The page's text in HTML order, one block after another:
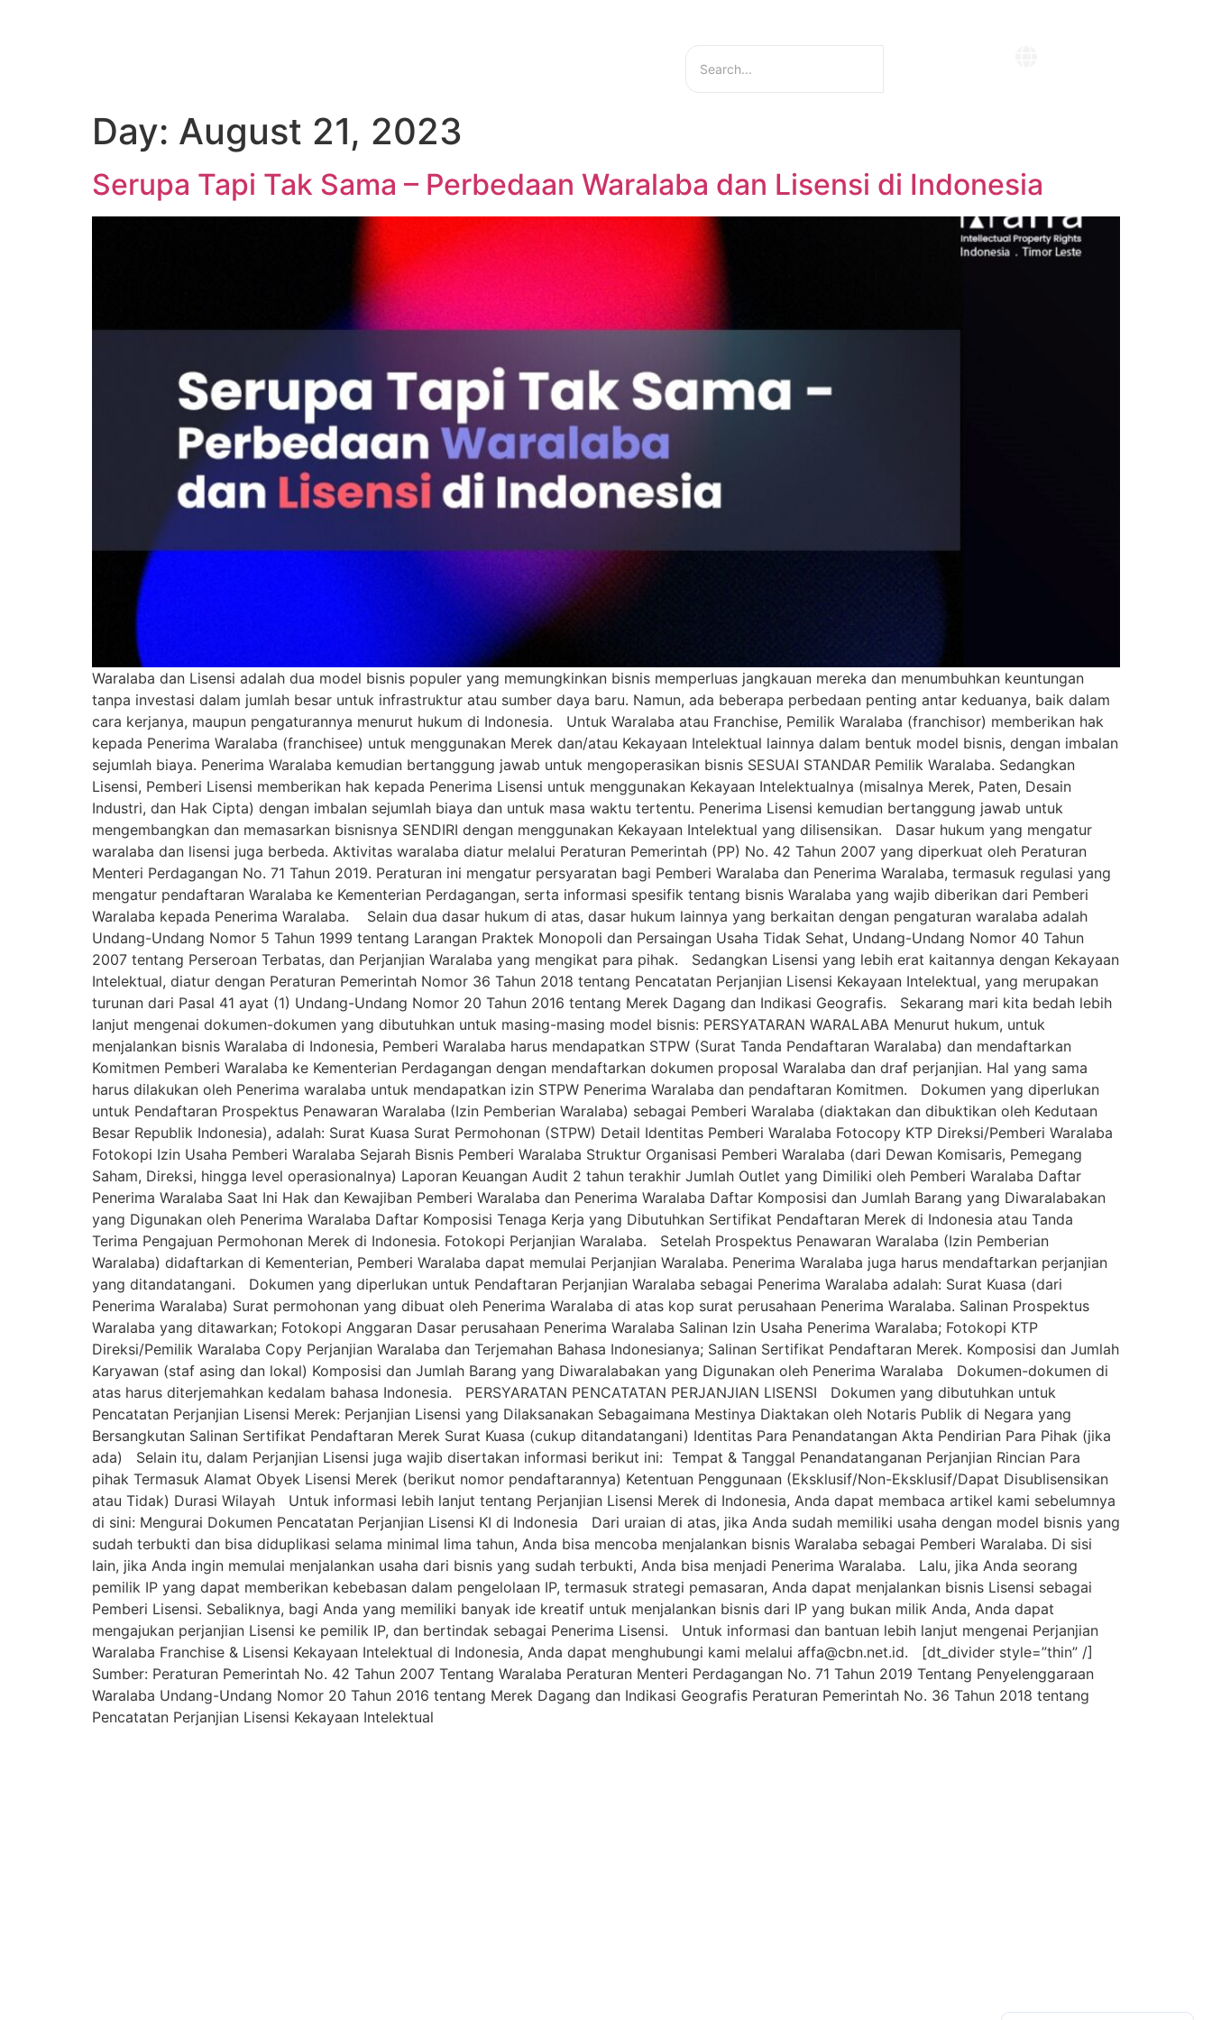
Day: August 21, 2023
Serupa Tapi Tak Sama – Perbedaan Waralaba dan Lisensi di Indonesia
Waralaba dan Lisensi adalah dua model bisnis populer yang memungkinkan bisnis memperluas jangkauan mereka dan menumbuhkan keuntungan
tanpa investasi dalam jumlah besar untuk infrastruktur atau sumber daya baru. Namun, ada beberapa perbedaan penting antar keduanya, baik dalam
cara kerjanya, maupun pengaturannya menurut hukum di Indonesia. Untuk Waralaba atau Franchise, Pemilik Waralaba (franchisor) memberikan hak
kepada Penerima Waralaba (franchisee) untuk menggunakan Merek dan/atau Kekayaan Intelektual lainnya dalam bentuk model bisnis, dengan imbalan
sejumlah biaya. Penerima Waralaba kemudian bertanggung jawab untuk mengoperasikan bisnis SESUAI STANDAR Pemilik Waralaba. Sedangkan
Lisensi, Pemberi Lisensi memberikan hak kepada Penerima Lisensi untuk menggunakan Kekayaan Intelektualnya (misalnya Merek, Paten, Desain
Industri, dan Hak Cipta) dengan imbalan sejumlah biaya dan untuk masa waktu tertentu. Penerima Lisensi kemudian bertanggung jawab untuk
mengembangkan dan memasarkan bisnisnya SENDIRI dengan menggunakan Kekayaan Intelektual yang dilisensikan. Dasar hukum yang mengatur
waralaba dan lisensi juga berbeda. Aktivitas waralaba diatur melalui Peraturan Pemerintah (PP) No. 42 Tahun 2007 yang diperkuat oleh Peraturan
Menteri Perdagangan No. 71 Tahun 2019. Peraturan ini mengatur persyaratan bagi Pemberi Waralaba dan Penerima Waralaba, termasuk regulasi yang
mengatur pendaftaran Waralaba ke Kementerian Perdagangan, serta informasi spesifik tentang bisnis Waralaba yang wajib diberikan dari Pemberi
Waralaba kepada Penerima Waralaba. Selain dua dasar hukum di atas, dasar hukum lainnya yang berkaitan dengan pengaturan waralaba adalah
Undang-Undang Nomor 5 Tahun 1999 tentang Larangan Praktek Monopoli dan Persaingan Usaha Tidak Sehat, Undang-Undang Nomor 40 Tahun
2007 tentang Perseroan Terbatas, dan Perjanjian Waralaba yang mengikat para pihak. Sedangkan Lisensi yang lebih erat kaitannya dengan Kekayaan
Intelektual, diatur dengan Peraturan Pemerintah Nomor 36 Tahun 2018 tentang Pencatatan Perjanjian Lisensi Kekayaan Intelektual, yang merupakan
turunan dari Pasal 41 ayat (1) Undang-Undang Nomor 20 Tahun 2016 tentang Merek Dagang dan Indikasi Geografis. Sekarang mari kita bedah lebih
lanjut mengenai dokumen-dokumen yang dibutuhkan untuk masing-masing model bisnis: PERSYATARAN WARALABA Menurut hukum, untuk
menjalankan bisnis Waralaba di Indonesia, Pemberi Waralaba harus mendapatkan STPW (Surat Tanda Pendaftaran Waralaba) dan mendaftarkan
Komitmen Pemberi Waralaba ke Kementerian Perdagangan dengan mendaftarkan dokumen proposal Waralaba dan draf perjanjian. Hal yang sama
harus dilakukan oleh Penerima waralaba untuk mendapatkan izin STPW Penerima Waralaba dan pendaftaran Komitmen. Dokumen yang diperlukan
untuk Pendaftaran Prospektus Penawaran Waralaba (Izin Pemberian Waralaba) sebagai Pemberi Waralaba (diaktakan dan dibuktikan oleh Kedutaan
Besar Republik Indonesia), adalah: Surat Kuasa Surat Permohonan (STPW) Detail Identitas Pemberi Waralaba Fotocopy KTP Direksi/Pemberi Waralaba
Fotokopi Izin Usaha Pemberi Waralaba Sejarah Bisnis Pemberi Waralaba Struktur Organisasi Pemberi Waralaba (dari Dewan Komisaris, Pemegang
Saham, Direksi, hingga level operasionalnya) Laporan Keuangan Audit 2 tahun terakhir Jumlah Outlet yang Dimiliki oleh Pemberi Waralaba Daftar
Penerima Waralaba Saat Ini Hak dan Kewajiban Pemberi Waralaba dan Penerima Waralaba Daftar Komposisi dan Jumlah Barang yang Diwaralabakan
yang Digunakan oleh Penerima Waralaba Daftar Komposisi Tenaga Kerja yang Dibutuhkan Sertifikat Pendaftaran Merek di Indonesia atau Tanda
Terima Pengajuan Permohonan Merek di Indonesia. Fotokopi Perjanjian Waralaba. Setelah Prospektus Penawaran Waralaba (Izin Pemberian
Waralaba) didaftarkan di Kementerian, Pemberi Waralaba dapat memulai Perjanjian Waralaba. Penerima Waralaba juga harus mendaftarkan perjanjian
yang ditandatangani. Dokumen yang diperlukan untuk Pendaftaran Perjanjian Waralaba sebagai Penerima Waralaba adalah: Surat Kuasa (dari
Penerima Waralaba) Surat permohonan yang dibuat oleh Penerima Waralaba di atas kop surat perusahaan Penerima Waralaba. Salinan Prospektus
Waralaba yang ditawarkan; Fotokopi Anggaran Dasar perusahaan Penerima Waralaba Salinan Izin Usaha Penerima Waralaba; Fotokopi KTP
Direksi/Pemilik Waralaba Copy Perjanjian Waralaba dan Terjemahan Bahasa Indonesianya; Salinan Sertifikat Pendaftaran Merek. Komposisi dan Jumlah
Karyawan (staf asing dan lokal) Komposisi dan Jumlah Barang yang Diwaralabakan yang Digunakan oleh Penerima Waralaba Dokumen-dokumen di
atas harus diterjemahkan kedalam bahasa Indonesia. PERSYARATAN PENCATATAN PERJANJIAN LISENSI Dokumen yang dibutuhkan untuk
Pencatatan Perjanjian Lisensi Merek: Perjanjian Lisensi yang Dilaksanakan Sebagaimana Mestinya Diaktakan oleh Notaris Publik di Negara yang
Bersangkutan Salinan Sertifikat Pendaftaran Merek Surat Kuasa (cukup ditandatangani) Identitas Para Penandatangan Akta Pendirian Para Pihak (jika
ada) Selain itu, dalam Perjanjian Lisensi juga wajib disertakan informasi berikut ini: Tempat & Tanggal Penandatanganan Perjanjian Rincian Para
pihak Termasuk Alamat Obyek Lisensi Merek (berikut nomor pendaftarannya) Ketentuan Penggunaan (Eksklusif/Non-Eksklusif/Dapat Disublisensikan
atau Tidak) Durasi Wilayah Untuk informasi lebih lanjut tentang Perjanjian Lisensi Merek di Indonesia, Anda dapat membaca artikel kami sebelumnya
di sini: Mengurai Dokumen Pencatatan Perjanjian Lisensi KI di Indonesia Dari uraian di atas, jika Anda sudah memiliki usaha dengan model bisnis yang
sudah terbukti dan bisa diduplikasi selama minimal lima tahun, Anda bisa mencoba menjalankan bisnis Waralaba sebagai Pemberi Waralaba. Di sisi
lain, jika Anda ingin memulai menjalankan usaha dari bisnis yang sudah terbukti, Anda bisa menjadi Penerima Waralaba. Lalu, jika Anda seorang
pemilik IP yang dapat memberikan kebebasan dalam pengelolaan IP, termasuk strategi pemasaran, Anda dapat menjalankan bisnis Lisensi sebagai
Pemberi Lisensi. Sebaliknya, bagi Anda yang memiliki banyak ide kreatif untuk menjalankan bisnis dari IP yang bukan milik Anda, Anda dapat
mengajukan perjanjian Lisensi ke pemilik IP, dan bertindak sebagai Penerima Lisensi. Untuk informasi dan bantuan lebih lanjut mengenai Perjanjian
Waralaba Franchise & Lisensi Kekayaan Intelektual di Indonesia, Anda dapat menghubungi kami melalui affa@cbn.net.id. [dt_divider style=”thin” /]
Sumber: Peraturan Pemerintah No. 42 Tahun 2007 Tentang Waralaba Peraturan Menteri Perdagangan No. 71 Tahun 2019 Tentang Penyelenggaraan
Waralaba Undang-Undang Nomor 20 Tahun 2016 tentang Merek Dagang dan Indikasi Geografis Peraturan Pemerintah No. 36 Tahun 2018 tentang
Pencatatan Perjanjian Lisensi Kekayaan Intelektual